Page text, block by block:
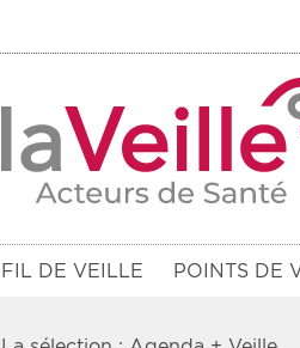
FIL DE VEILLE POINTS DE